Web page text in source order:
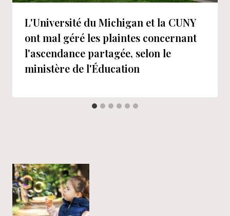
L'Université du Michigan et la CUNY
ont mal géré les plaintes concernant
l'ascendance partagée, selon le
ministère de l'Éducation